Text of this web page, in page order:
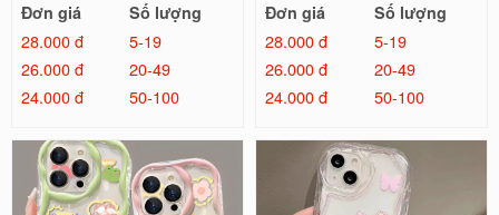
Đơn giá
Số lượng
28.000 đ
5-19
26.000 đ
20-49
24.000 đ
50-100
Đơn giá
Số lượng
28.000 đ
5-19
26.000 đ
20-49
24.000 đ
50-100